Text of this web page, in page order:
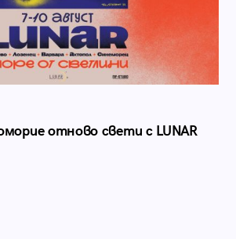
отново свети с LUNAR